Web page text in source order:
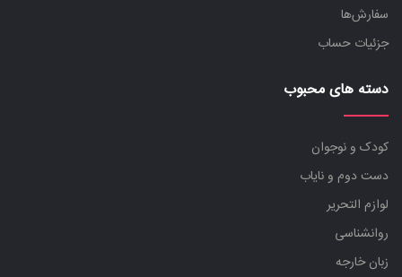
سفارش‌ها
جزئیات حساب
دسته های محبوب
کودک و نوجوان
دست دوم و نایاب
لوازم التحریر
روانشناسی
زبان خارجه